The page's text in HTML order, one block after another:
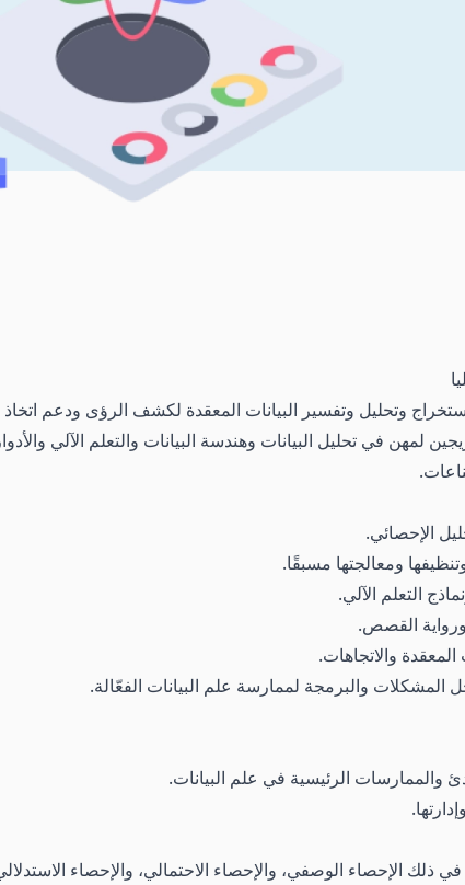
وتحليل وتفسير البيانات المعقدة لكشف الرؤى ودعم اتخاذ
لمهن في تحليل البيانات وهندسة البيانات والتعلم الآلي
الإحصائي.
ومعالجتها مسبقًا.
التعلم الآلي.
القصص.
والاتجاهات.
المشكلات والبرمجة لممارسة علم البيانات الفعّالة.
والممارسات الرئيسية في علم البيانات.
في ذلك الإحصاء الوصفي، والإحصاء الاحتمالي، والإحصاء